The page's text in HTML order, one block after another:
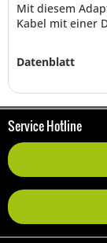
Mit diesem
Kabel mit einer
Datenblatt
Service Hotline